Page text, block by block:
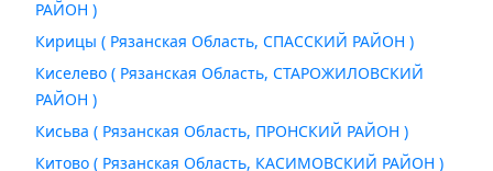
РАЙОН )
Кирицы ( Рязанская Область, СПАССКИЙ РАЙОН )
Киселево ( Рязанская Область, СТАРОЖИЛОВСКИЙ
РАЙОН )
Кисьва ( Рязанская Область, ПРОНСКИЙ РАЙОН )
Китово ( Рязанская Область, КАСИМОВСКИЙ РАЙОН )